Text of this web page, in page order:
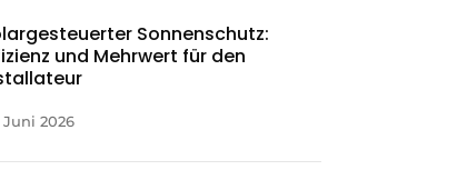
Sonnenschutz:
und Mehrwert für den
Juni 2026